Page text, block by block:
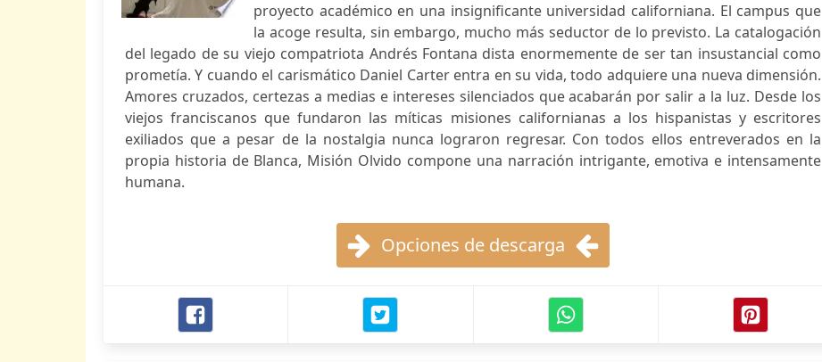
proyecto académico en una insignificante universidad californiana. El campus que
la acoge resulta, sin embargo, mucho más seductor de lo previsto. La catalogación
del legado de su viejo compatriota Andrés Fontana dista enormemente de ser tan insustancial como
prometía. Y cuando el carismático Daniel Carter entra en su vida, todo adquiere una nueva dimensión.
Amores cruzados, certezas a medias e intereses silenciados que acabarán por salir a la luz. Desde los
viejos franciscanos que fundaron las míticas misiones californianas a los hispanistas y escritores
exiliados que a pesar de la nostalgia nunca lograron regresar. Con todos ellos entreverados en la
propia historia de Blanca, Misión Olvido compone una narración intrigante, emotiva e intensamente
humana.
Opciones de descarga